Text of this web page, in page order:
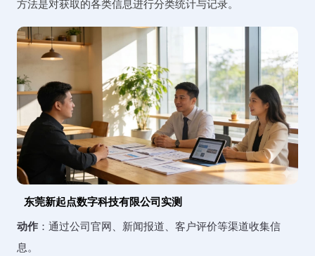
方法是对获取的各类信息进行分类统计与记录。
东莞新起点数字科技有限公司实测
动作 ：通过公司官网、新闻报道、客户评价等渠道收集信
息。